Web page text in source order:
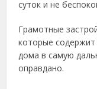
суток и не
Грамотные
которые
дома в самую
оправдано.